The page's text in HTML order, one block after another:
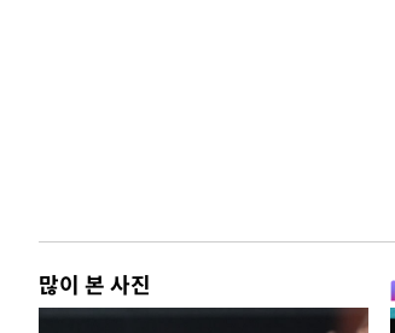
많이 본 사진